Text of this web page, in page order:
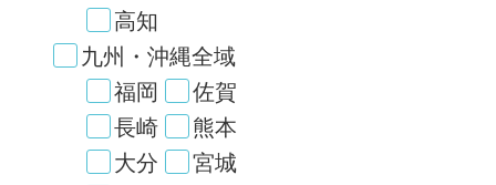
高知
九州・沖縄全域
福岡
佐賀
長崎
熊本
大分
宮城